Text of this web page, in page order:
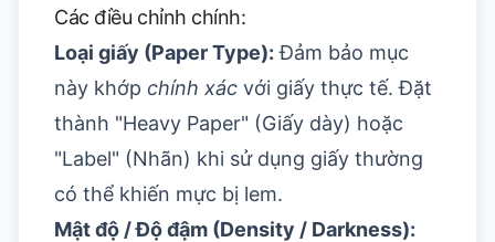
Các điều chỉnh chính:
Loại giấy (Paper Type): Đảm bảo mục
này khớp chính xác với giấy thực tế. Đặt
thành "Heavy Paper" (Giấy dày) hoặc
"Label" (Nhãn) khi sử dụng giấy thường
có thể khiến mực bị lem.
Mật độ / Độ đậm (Density / Darkness):